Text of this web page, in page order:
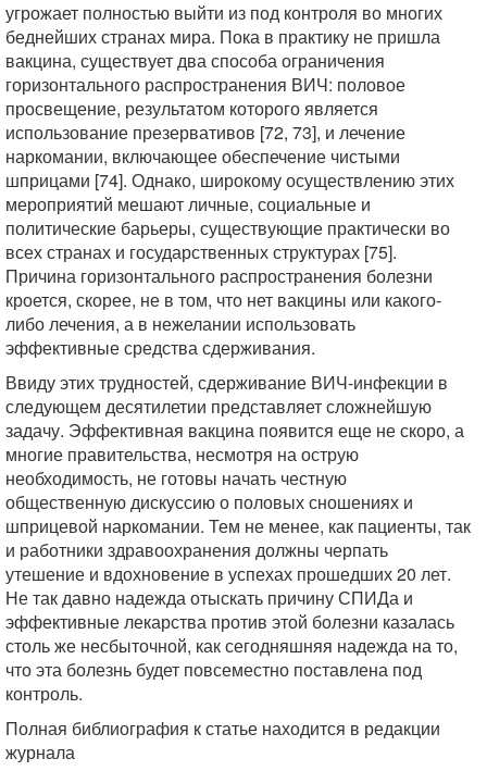
угрожает полностью выйти из под контроля во многих
беднейших странах мира. Пока в практику не пришла
вакцина, существует два способа ограничения
горизонтального распространения ВИЧ: половое
просвещение, результатом которого является
использование презервативов [72, 73], и лечение
наркомании, включающее обеспечение чистыми
шприцами [74]. Однако, широкому осуществлению этих
мероприятий мешают личные, социальные и
политические барьеры, существующие практически во
всех странах и государственных структурах [75].
Причина горизонтального распространения болезни
кроется, скорее, не в том, что нет вакцины или какого-
либо лечения, а в нежелании использовать
эффективные средства сдерживания.
Ввиду этих трудностей, сдерживание ВИЧ-инфекции в
следующем десятилетии представляет сложнейшую
задачу. Эффективная вакцина появится еще не скоро, а
многие правительства, несмотря на острую
необходимость, не готовы начать честную
общественную дискуссию о половых сношениях и
шприцевой наркомании. Тем не менее, как пациенты, так
и работники здравоохранения должны черпать
утешение и вдохновение в успехах прошедших 20 лет.
Не так давно надежда отыскать причину СПИДа и
эффективные лекарства против этой болезни казалась
столь же несбыточной, как сегодняшняя надежда на то,
что эта болезнь будет повсеместно поставлена под
контроль.
Полная библиография к статье находится в редакции
журнала